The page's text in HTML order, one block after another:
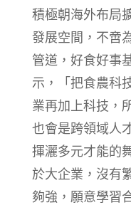
積極朝海外布局
發展空間，不啻
管道，好食好事
示，「把食農科
業再加上科技，
也會是跨領域人
揮灑多元才能的
於大企業，沒有
夠強，願意學習